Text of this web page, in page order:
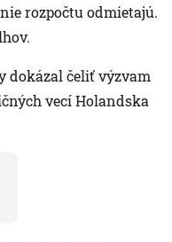
rozpočtu odmietajú.
dokázal čeliť výzvam
vecí Holandska